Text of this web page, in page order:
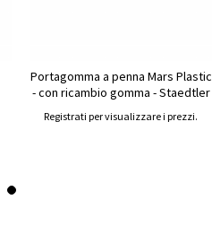
Portagomma a penna Mars Plastic
- con ricambio gomma - Staedtler
Registrati per visualizzare i prezzi.